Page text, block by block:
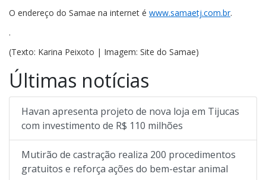
O endereço do Samae na internet é www.samaetj.com.br.
.
(Texto: Karina Peixoto | Imagem: Site do Samae)
Últimas notícias
Havan apresenta projeto de nova loja em Tijucas
com investimento de R$ 110 milhões
Mutirão de castração realiza 200 procedimentos
gratuitos e reforça ações do bem-estar animal